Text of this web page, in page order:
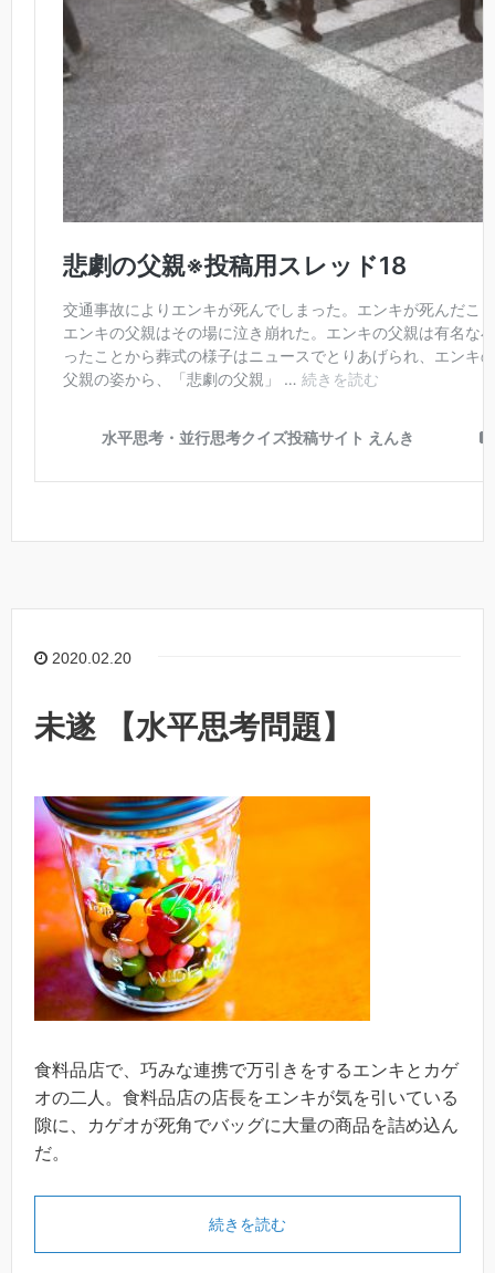
2020.02.20
未遂 【水平思考問題】
食料品店で、巧みな連携で万引きをするエンキとカゲ
オの二人。食料品店の店長をエンキが気を引いている
隙に、カゲオが死角でバッグに大量の商品を詰め込ん
だ。
続きを読む